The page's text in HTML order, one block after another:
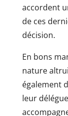
accordent
de ces
décision.
En bons
nature
également
leur